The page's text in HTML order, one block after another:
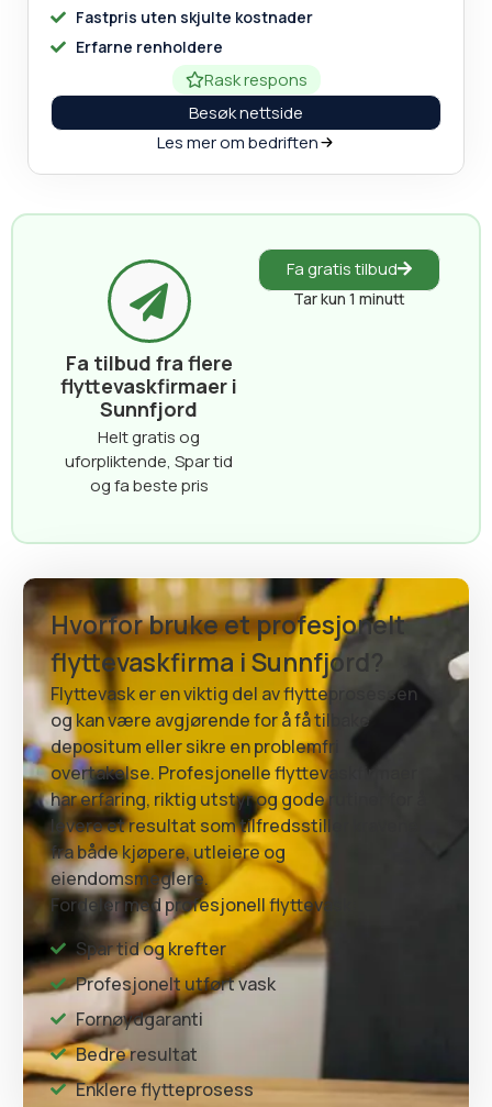
Fastpris uten skjulte kostnader
Erfarne renholdere
Rask respons
Besøk nettside
Les mer om bedriften
Fa tilbud fra flere
flyttevaskfirmaer i
Sunnfjord
Helt gratis og
uforpliktende, Spar tid
og fa beste pris
Fa gratis tilbud
Tar kun 1 minutt
Hvorfor bruke et profesjonelt
flyttevaskfirma i Sunnfjord?
Flyttevask er en viktig del av flytteprosessen
og kan være avgjørende for å få tilbake
depositum eller sikre en problemfri
overtakelse. Profesjonelle flyttevaskfirmaer
har erfaring, riktig utstyr og gode rutiner for å
levere et resultat som tilfredsstiller kravene
fra både kjøpere, utleiere og
eiendomsmeglere.
Fordeler med profesjonell flyttevask:
Spar tid og krefter
Profesjonelt utført vask
Fornøydgaranti
Bedre resultat
Enklere flytteprosess